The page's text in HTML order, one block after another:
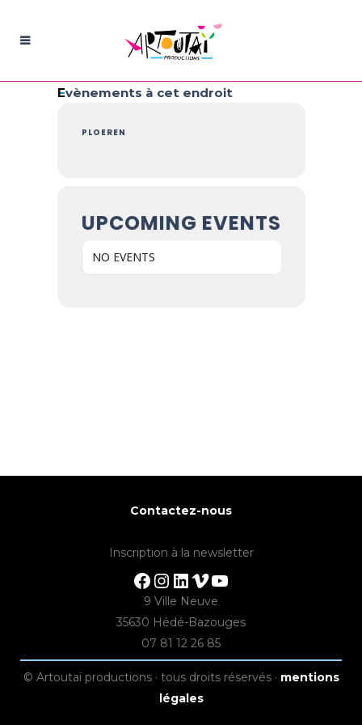
Evènements à cet endroit
PLOEREN
UPCOMING EVENTS
NO EVENTS
Contactez-nous
Inscription à la newsletter
Facebook Instagram LinkedIn Vimeo YouTube
9 Ville Neuve
35630 Hédé-Bazouges
07 81 12 26 85
© Artoutaï productions · tous droits réservés · mentions
légales